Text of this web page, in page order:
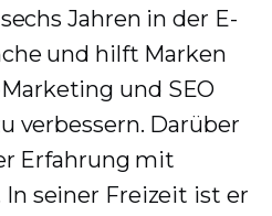
Jahren in der E-
und hilft Marken
und SEO
verbessern. Darüber
Erfahrung mit
seiner Freizeit ist er